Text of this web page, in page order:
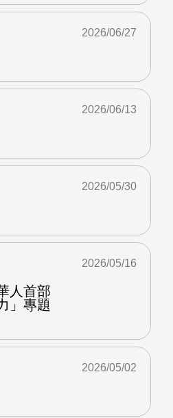
2026/06/27
2026/06/13
2026/05/30
人首部
」專題
2026/05/16
2026/05/02